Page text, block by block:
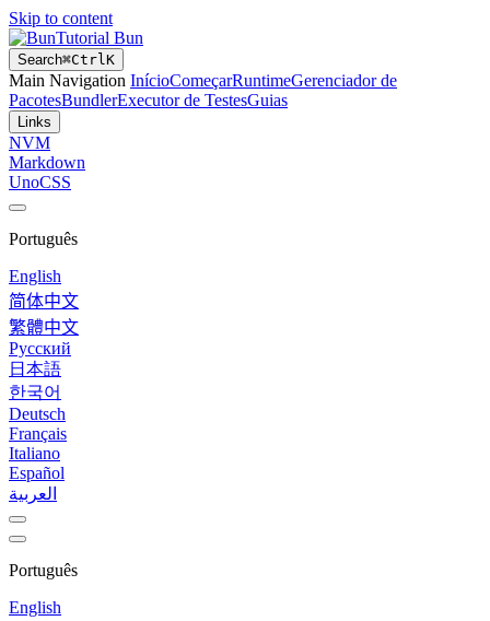
Skip to content
Tutorial Bun
Search⌘CtrlK
Main Navigation InícioComeçarRuntimeGerenciador de
PacotesBundlerExecutor de TestesGuias
Links
NVM
Markdown
UnoCSS
Português
English
简体中文
繁體中文
Русский
日本語
한국어
Deutsch
Français
Italiano
Español
العربية
Português
English